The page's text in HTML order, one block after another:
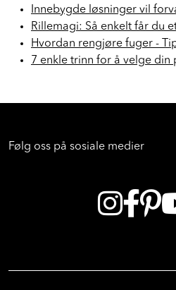
Innebygde løsninger vil
Rillemagi: Så enkelt får du
Hvordan rengjøre fuger -
7 enkle trinn for å velge din
Følg oss på sosiale medier